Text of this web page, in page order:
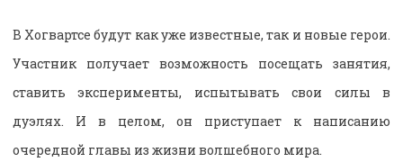
В Хогвартсе будут как уже известные, так и новые герои.
Участник получает возможность посещать занятия,
ставить эксперименты, испытывать свои силы в
дуэлях. И в целом, он приступает к написанию
очередной главы из жизни волшебного мира.